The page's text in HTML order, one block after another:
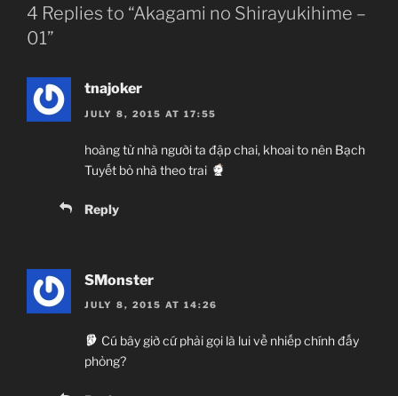
4 Replies to “Akagami no Shirayukihime –
01”
tnajoker
JULY 8, 2015 AT 17:55
hoàng tử nhà người ta đập chai, khoai to nên Bạch
Tuyết bỏ nhà theo trai
Reply
SMonster
JULY 8, 2015 AT 14:26
Cú bây giờ cứ phải gọi là lui về nhiếp chính đấy
phỏng?